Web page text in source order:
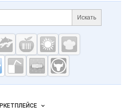
информация
Поиск по сайту и
Искать
проекты
контакты